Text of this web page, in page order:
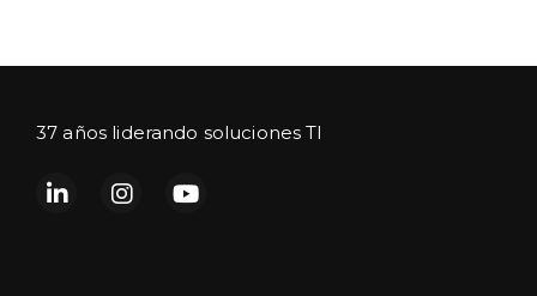
37 años liderando soluciones TI